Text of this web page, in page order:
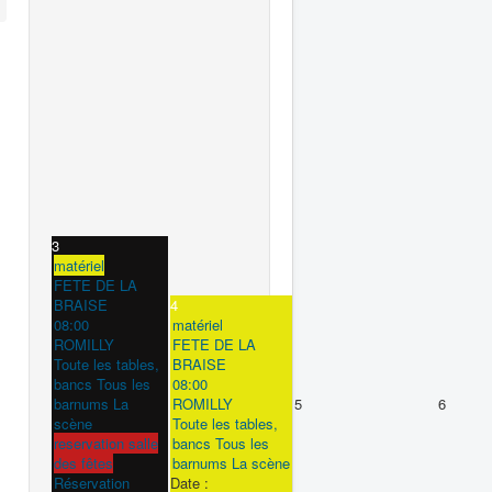
3
matériel
FETE DE LA
BRAISE
08:00
ROMILLY
Toute les tables,
bancs Tous les
barnums La
scène
reservation salle
des fêtes
Réservation
4
matériel
FETE DE LA
BRAISE
08:00
ROMILLY
Toute les tables,
bancs Tous les
barnums La scène
Date :
5 6